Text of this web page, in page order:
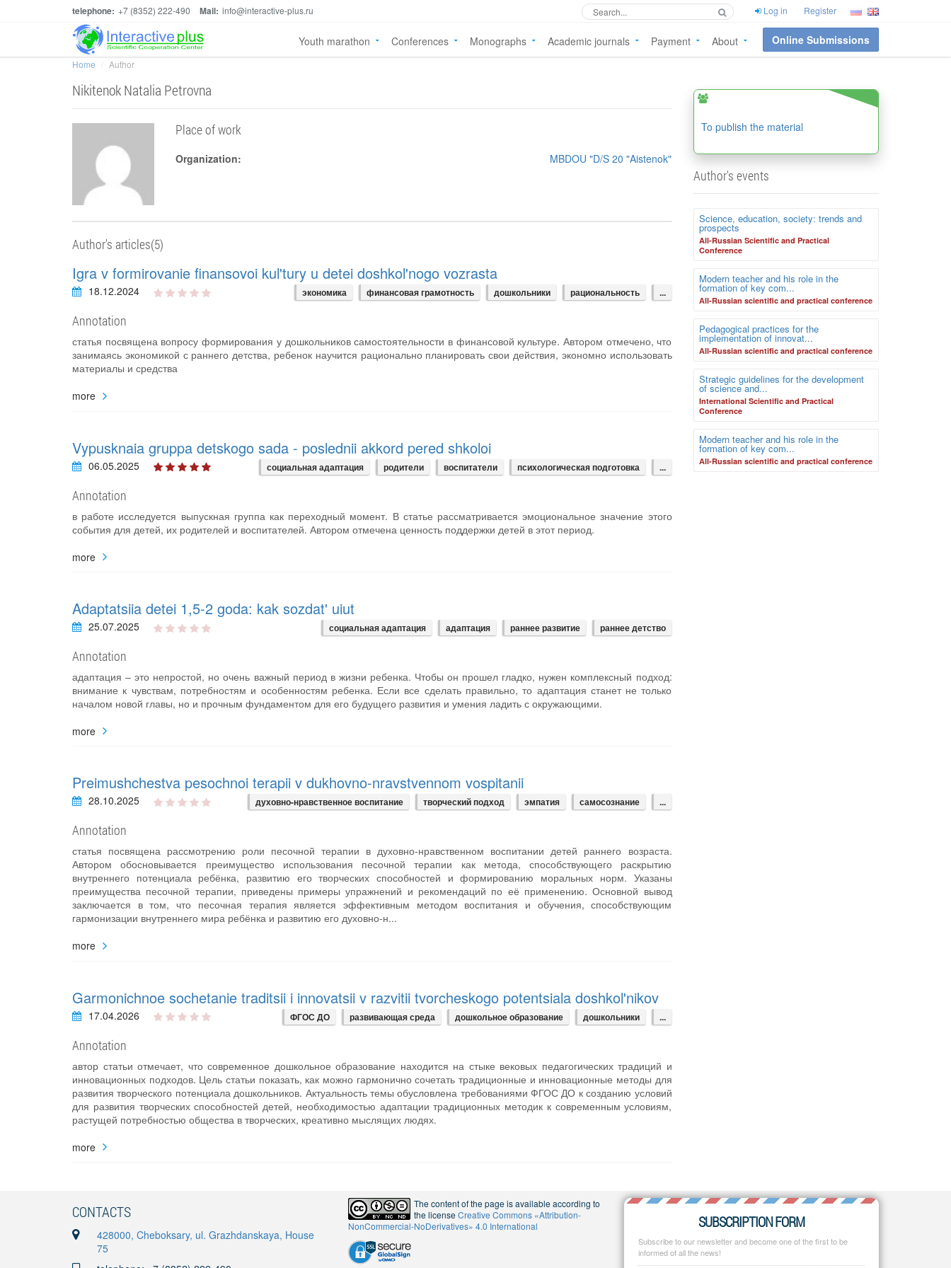
telephone: +7 (8352) 222-490 Mail: info@interactive-plus.ru Log in Register
Youth marathon Conferences Monographs Academic journals Payment About Online Submissions
Home Author
Nikitenok Natalia Petrovna
Place of work
Organization: MBDOU "D/S 20 "Aistenok"
Author's articles(5)
Igra v formirovanie finansovoi kul'tury u detei doshkol'nogo vozrasta
18.12.2024 экономика финансовая грамотность дошкольники рациональность ...
Annotation
статья посвящена вопросу формирования у дошкольников самостоятельности в финансовой культуре. Автором отмечено, что
занимаясь экономикой с раннего детства, ребенок научится рационально планировать свои действия, экономно использовать
материалы и средства
more
Vypusknaia gruppa detskogo sada - poslednii akkord pered shkoloi
06.05.2025 социальная адаптация родители воспитатели психологическая подготовка ...
Annotation
в работе исследуется выпускная группа как переходный момент. В статье рассматривается эмоциональное значение этого
события для детей, их родителей и воспитателей. Автором отмечена ценность поддержки детей в этот период.
more
Adaptatsiia detei 1,5-2 goda: kak sozdat' uiut
25.07.2025 социальная адаптация адаптация раннее развитие раннее детство
Annotation
адаптация – это непростой, но очень важный период в жизни ребенка. Чтобы он прошел гладко, нужен комплексный подход:
внимание к чувствам, потребностям и особенностям ребенка. Если все сделать правильно, то адаптация станет не только
началом новой главы, но и прочным фундаментом для его будущего развития и умения ладить с окружающими.
more
Preimushchestva pesochnoi terapii v dukhovno-nravstvennom vospitanii
28.10.2025 духовно-нравственное воспитание творческий подход эмпатия самосознание ...
Annotation
статья посвящена рассмотрению роли песочной терапии в духовно-нравственном воспитании детей раннего возраста.
Автором обосновывается преимущество использования песочной терапии как метода, способствующего раскрытию
внутреннего потенциала ребёнка, развитию его творческих способностей и формированию моральных норм. Указаны
преимущества песочной терапии, приведены примеры упражнений и рекомендаций по её применению. Основной вывод
заключается в том, что песочная терапия является эффективным методом воспитания и обучения, способствующим
гармонизации внутреннего мира ребёнка и развитию его духовно-н...
more
Garmonichnoe sochetanie traditsii i innovatsii v razvitii tvorcheskogo potentsiala doshkol'nikov
17.04.2026 ФГОС ДО развивающая среда дошкольное образование дошкольники ...
Annotation
автор статьи отмечает, что современное дошкольное образование находится на стыке вековых педагогических традиций и
инновационных подходов. Цель статьи показать, как можно гармонично сочетать традиционные и инновационные методы для
развития творческого потенциала дошкольников. Актуальность темы обусловлена требованиями ФГОС ДО к созданию условий
для развития творческих способностей детей, необходимостью адаптации традиционных методик к современным условиям,
растущей потребностью общества в творческих, креативно мыслящих людях.
more
To publish the material
Author's events
Science, education, society: trends and
prospects
All-Russian Scientific and Practical
Conference
Modern teacher and his role in the
formation of key com...
Аll-Russian scientific and practical conference
Pedagogical practices for the
implementation of innovat...
Аll-Russian scientific and practical conference
Strategic guidelines for the development
of science and...
International Scientific and Practical
Conference
Modern teacher and his role in the
formation of key com...
Аll-Russian scientific and practical conference
CONTACTS
428000, Cheboksary, ul. Grazhdanskaya, House
75
The content of the page is available according to
the licenseCreative Commons «Attribution-
NonCommercial-NoDerivatives» 4.0 International
SUBSCRIPTION FORM
Subscribe to our newsletter and become one of the first to be
informed of all the news!